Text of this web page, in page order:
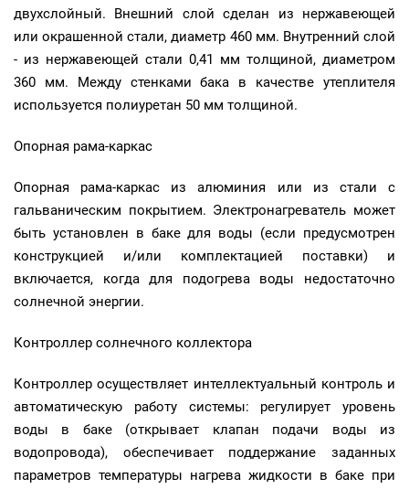
двухслойный. Внешний слой сделан из нержавеющей
или окрашенной стали, диаметр 460 мм. Внутренний слой
- из нержавеющей стали 0,41 мм толщиной, диаметром
360 мм. Между стенками бака в качестве утеплителя
используется полиуретан 50 мм толщиной.
Опорная рама-каркас
Опорная рама-каркас из алюминия или из стали с
гальваническим покрытием. Электронагреватель может
быть установлен в баке для воды (если предусмотрен
конструкцией и/или комплектацией поставки) и
включается, когда для подогрева воды недостаточно
солнечной энергии.
Контроллер солнечного коллектора
Контроллер осуществляет интеллектуальный контроль и
автоматическую работу системы: регулирует уровень
воды в баке (открывает клапан подачи воды из
водопровода), обеспечивает поддержание заданных
параметров температуры нагрева жидкости в баке при